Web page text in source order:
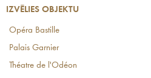
IZVĒLIES OBJEKTU
Opéra Bastille
Palais Garnier
Théatre de l'Odéon